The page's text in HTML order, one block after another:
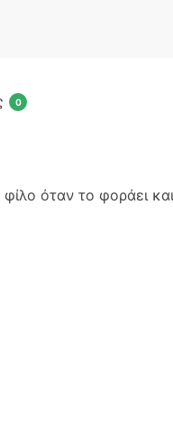
0
φίλο όταν το φοράει